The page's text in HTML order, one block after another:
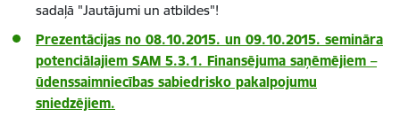
sadaļā "Jautājumi un atbildes"!
Prezentācijas no 08.10.2015. un 09.10.2015. semināra
potenciālajiem SAM 5.3.1. Finansējuma saņēmējiem –
ūdenssaimniecības sabiedrisko pakalpojumu
sniedzējiem.